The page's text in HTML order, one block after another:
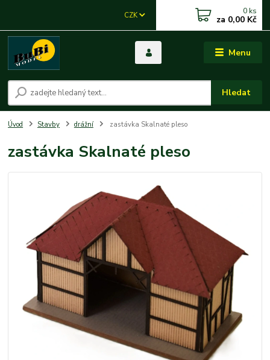
Menu
CZK
Hledat
0 ks
za 0,00 Kč
Úvod Stavby drážní zastávka Skalnaté pleso
zastávka Skalnaté pleso